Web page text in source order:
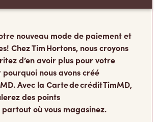
nouveau mode de paiement et
Chez Tim Hortons, nous croyons
d’en avoir plus pour votre
pourquoi nous avons créé
Avec la Carte de crédit TimMD,
des points
où vous magasinez.